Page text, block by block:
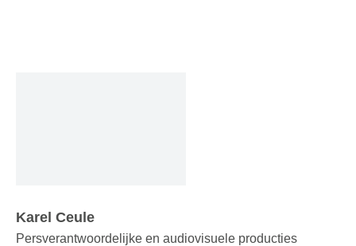
Karel Ceule
Persverantwoordelijke en audiovisuele producties